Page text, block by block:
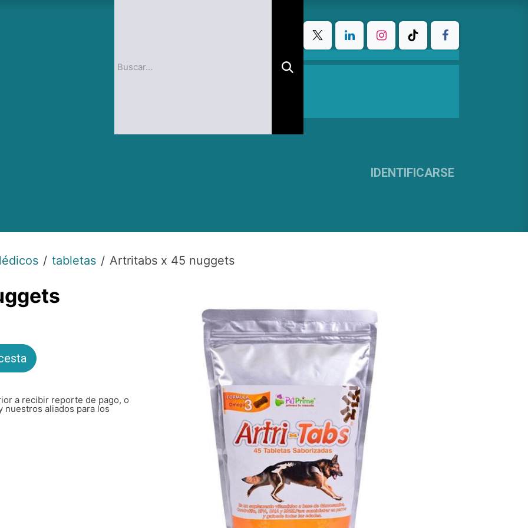
IDENTIFICARSE
tabletas Artritabs x 45 nuggets
a recibir reporte de pago, o
nuestros aliados para los